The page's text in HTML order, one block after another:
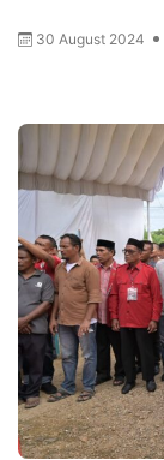
30 August 2024